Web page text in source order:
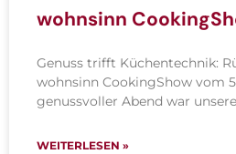
wohnsinn
Genuss trifft Küchentechnik:
wohnsinn CookingShow vom
genussvoller Abend war
WEITERLESEN »